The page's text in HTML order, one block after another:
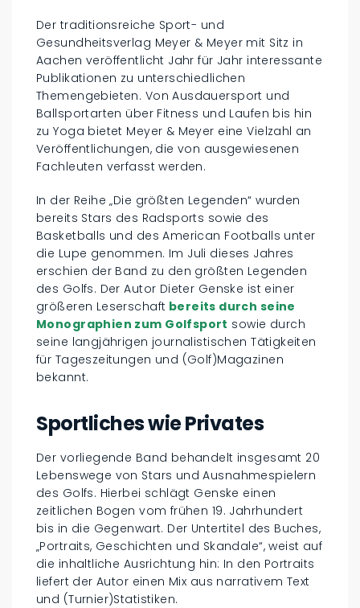
Der traditionsreiche Sport- und
Gesundheitsverlag Meyer & Meyer mit Sitz in
Aachen veröffentlicht Jahr für Jahr interessante
Publikationen zu unterschiedlichen
Themengebieten. Von Ausdauersport und
Ballsportarten über Fitness und Laufen bis hin
zu Yoga bietet Meyer & Meyer eine Vielzahl an
Veröffentlichungen, die von ausgewiesenen
Fachleuten verfasst werden.
In der Reihe „Die größten Legenden“ wurden
bereits Stars des Radsports sowie des
Basketballs und des American Footballs unter
die Lupe genommen. Im Juli dieses Jahres
erschien der Band zu den größten Legenden
des Golfs. Der Autor Dieter Genske ist einer
größeren Leserschaft bereits durch seine
Monographien zum Golfsport sowie durch
seine langjährigen journalistischen Tätigkeiten
für Tageszeitungen und (Golf)Magazinen
bekannt.
Sportliches wie Privates
Der vorliegende Band behandelt insgesamt 20
Lebenswege von Stars und Ausnahmespielern
des Golfs. Hierbei schlägt Genske einen
zeitlichen Bogen vom frühen 19. Jahrhundert
bis in die Gegenwart. Der Untertitel des Buches,
„Portraits, Geschichten und Skandale“, weist auf
die inhaltliche Ausrichtung hin: In den Portraits
liefert der Autor einen Mix aus narrativem Text
und (Turnier)Statistiken.